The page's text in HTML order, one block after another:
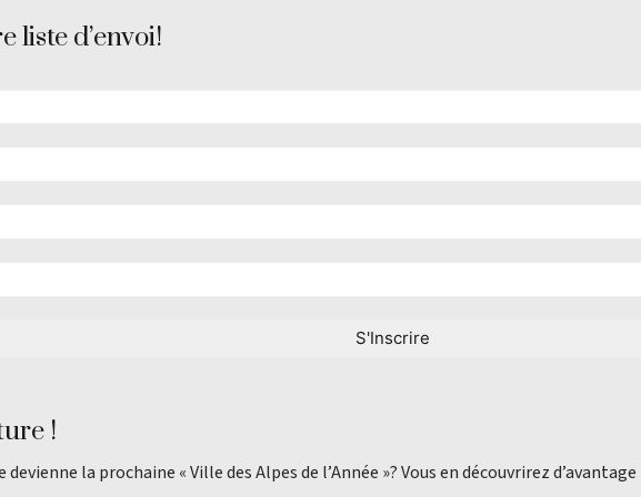
liste d’envoi!
!
la prochaine « Ville des Alpes de l’Année »? Vous en découvrirez d’avantage